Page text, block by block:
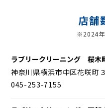
店舗
※2024年
ラブリークリーニング 桜木
神奈川県横浜市中区花咲町
045-253-7155